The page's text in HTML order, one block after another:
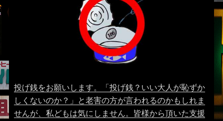
投げ銭をお願いします。「投げ銭？いい大人が恥ずか
しくないのか？」と老害の方が言われるのかもしれま
せんが、私どもは気にしません。皆様から頂いた支援